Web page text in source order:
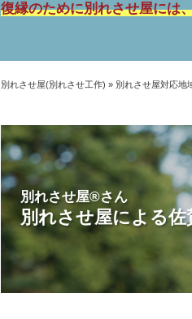
復縁のために別れさせ屋には
別れさせ屋(別れさせ工作) » 別れさせ屋対応地
別れさせ屋®さん
別れさせ屋による